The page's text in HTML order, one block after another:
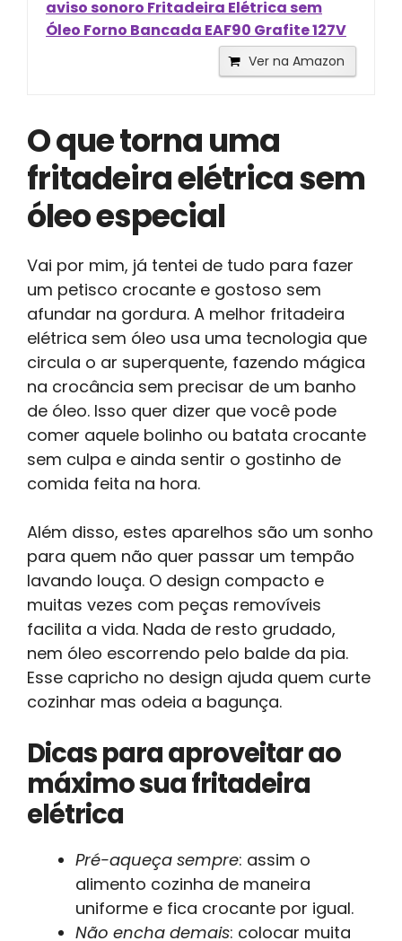
aviso sonoro Fritadeira Elétrica sem
Óleo Forno Bancada EAF90 Grafite 127V
Ver na Amazon
O que torna uma
fritadeira elétrica sem
óleo especial
Vai por mim, já tentei de tudo para fazer
um petisco crocante e gostoso sem
afundar na gordura. A melhor fritadeira
elétrica sem óleo usa uma tecnologia que
circula o ar superquente, fazendo mágica
na crocância sem precisar de um banho
de óleo. Isso quer dizer que você pode
comer aquele bolinho ou batata crocante
sem culpa e ainda sentir o gostinho de
comida feita na hora.
Além disso, estes aparelhos são um sonho
para quem não quer passar um tempão
lavando louça. O design compacto e
muitas vezes com peças removíveis
facilita a vida. Nada de resto grudado,
nem óleo escorrendo pelo balde da pia.
Esse capricho no design ajuda quem curte
cozinhar mas odeia a bagunça.
Dicas para aproveitar ao
máximo sua fritadeira
elétrica
Pré-aqueça sempre: assim o
alimento cozinha de maneira
uniforme e fica crocante por igual.
Não encha demais: colocar muita